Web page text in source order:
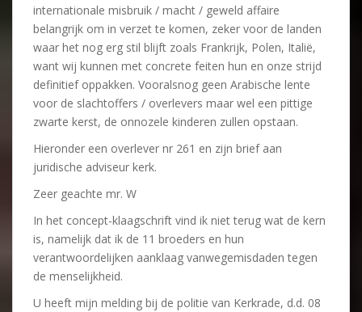
internationale misbruik / macht / geweld affaire
belangrijk om in verzet te komen, zeker voor de landen
waar het nog erg stil blijft zoals Frankrijk, Polen, Italië,
want wij kunnen met concrete feiten hun en onze strijd
definitief oppakken. Vooralsnog geen Arabische lente
voor de slachtoffers / overlevers maar wel een pittige
zwarte kerst, de onnozele kinderen zullen opstaan.
Hieronder een overlever nr 261 en zijn brief aan
juridische adviseur kerk.
Zeer geachte mr. W
In het concept-klaagschrift vind ik niet terug wat de kern
is, namelijk dat ik de 11 broeders en hun
verantwoordelijken aanklaag vanwegemisdaden tegen
de menselijkheid.
U heeft mijn melding bij de politie van Kerkrade, d.d. 08